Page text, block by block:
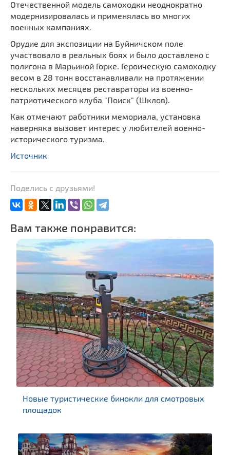
Отечественной модель самоходки неоднократно
модернизировалась и применялась во многих
военных кампаниях.
Орудие для экспозиции на Буйничском поле
участвовало в реальных боях и было доставлено с
полигона в Марьиной Горке. Героическую самоходку
весом в 28 тонн восстанавливали на протяжении
нескольких месяцев реставраторы из военно-
патриотического клуба "Поиск" (Шклов).
Как отмечают работники мемориала, установка
наверняка вызовет интерес у любителей военно-
исторического туризма.
Источник
Поделись с друзьями!
Вам также понравится:
Новые туристические бинокли для смотровых
площадок